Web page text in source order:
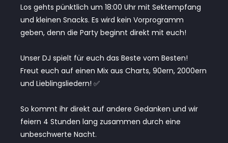
Los gehts pünktlich um 18:00 Uhr mit Sektempfang
und kleinen Snacks. Es wird kein Vorprogramm
geben, denn die Party beginnt direkt mit euch!
Unser DJ spielt für euch das Beste vom Besten!
Freut euch auf einen Mix aus Charts, 90ern, 2000ern
und Lieblingsliedern! ✅
So kommt ihr direkt auf andere Gedanken und wir
feiern 4 Stunden lang zusammen durch eine
unbeschwerte Nacht.